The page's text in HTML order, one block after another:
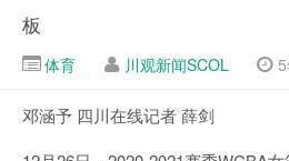
板
体育 川观新闻SCOL
邓涵予 四川在线记者 薛剑